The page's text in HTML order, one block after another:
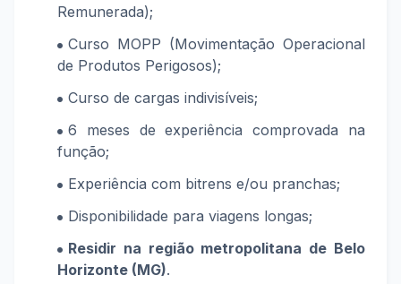
Remunerada);
Curso MOPP (Movimentação Operacional
de Produtos Perigosos);
Curso de cargas indivisíveis;
6 meses deexperiência comprovada na
função;
Experiência com bitrens e/ou pranchas;
Disponibilidade para viagens longas;
Residir na região metropolitana de Belo
Horizonte (MG).